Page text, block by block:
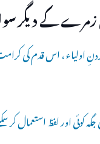
کے دیگر
اولیاء ، اس قدم کی
اور لفظ استعمال کر